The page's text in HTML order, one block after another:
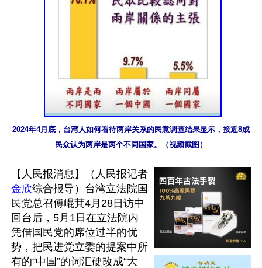
2024年4月底，台湾人如何看待两岸关系的民意调查结果显示，接近8成
民众认为两岸是两个不同国家。（视频截图）
【人民报消息】（人民报记者
金欣综合报导）台湾立法院国
民党总召傅崐萁4月28日访中
回台后，5月1日在立法院内
凭借国民党的席位过半的优
势，把民进党立委的提案中所
有的“中国”的词汇硬改成“大